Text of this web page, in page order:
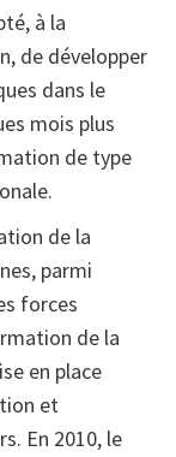
à la
de développer
dans le
mois plus
de type
de la
parmi
forces
de la
en place
et
En 2010, le